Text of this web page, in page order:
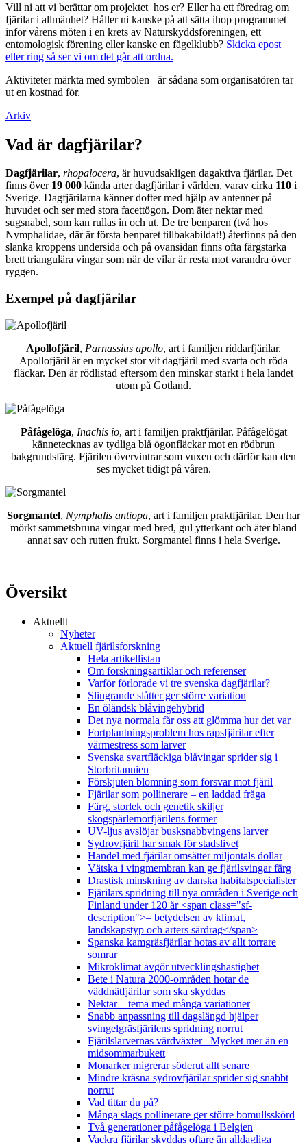
Vill ni att vi berättar om projektet hos er? Eller ha ett föredrag om
fjärilar i allmänhet? Håller ni kanske på att sätta ihop programmet
inför vårens möten i en krets av Naturskyddsföreningen, ett
entomologisk förening eller kanske en fågelklubb? Skicka epost
eller ring så ser vi om det går att ordna.
Aktiviteter märkta med symbolen
är sådana som organisatören tar
ut en kostnad för.
Arkiv
Vad är dagfjärilar?
Dagfjärilar, rhopalocera, är huvudsakligen dagaktiva fjärilar. Det
finns över 19 000 kända arter dagfjärilar i världen, varav cirka 110 i
Sverige. Dagfjärilarna känner dofter med hjälp av antenner på
huvudet och ser med stora facettögon. Dom äter nektar med
sugsnabel, som kan rullas in och ut. De tre benparen (två hos
Nymphalidae, där är första benparet tillbakabildat!) återfinns på den
slanka kroppens undersida och på ovansidan finns ofta färgstarka
brett triangulära vingar som när de vilar är resta mot varandra över
ryggen.
Exempel på dagfjärilar
Apollofjäril, Parnassius apollo, art i familjen riddarfjärilar.
Apollofjäril är en mycket stor vit dagfjäril med svarta och röda
fläckar. Den är rödlistad eftersom den minskar starkt i hela landet
utom på Gotland.
Påfågelöga, Inachis io, art i familjen praktfjärilar. Påfågelögat
kännetecknas av tydliga blå ögonfläckar mot en rödbrun
bakgrundsfärg. Fjärilen övervintrar som vuxen och därför kan den
ses mycket tidigt på våren.
Sorgmantel, Nymphalis antiopa, art i familjen praktfjärilar. Den har
mörkt sammetsbruna vingar med bred, gul ytterkant och äter bland
annat sav och rutten frukt. Sorgmantel finns i hela Sverige.
Översikt
Aktuellt
Nyheter
Aktuell fjärilsforskning
Hela artikellistan
Om forskningsartiklar och referenser
Varför förlorade vi tre svenska dagfjärilar?
Slingrande slåtter ger större variation
En öländsk blåvingehybrid
Det nya normala får oss att glömma hur det var
Fortplantningsproblem hos rapsfjärilar efter
värmestress som larver
Svenska svartfläckiga blåvingar sprider sig i
Storbritannien
Förskjuten blomning som försvar mot fjäril
Fjärilar som pollinerare – en laddad fråga
Färg, storlek och genetik skiljer
skogspärlemorfjärilens former
UV-ljus avslöjar busksnabbvingens larver
Sydrovfjäril har smak för stadslivet
Handel med fjärilar omsätter miljontals dollar
Vätska i vingmembran kan ge fjärilsvingar färg
Drastisk minskning av danska habitatspecialister
Fjärilars spridning till nya områden i Sverige och
Finland under 120 år <span class="sf-
description">– betydelsen av klimat,
landskapstyp och arters särdrag</span>
Spanska kamgräsfjärilar hotas av allt torrare
somrar
Mikroklimat avgör utvecklingshastighet
Bete i Natura 2000-områden hotar de
väddnätfjärilar som ska skyddas
Nektar – tema med många variationer
Snabb anpassning till dagslängd hjälper
svingelgräsfjärilens spridning norrut
Fjärilslarvernas värdväxter– Mycket mer än en
midsommarbukett
Monarker migrerar söderut allt senare
Mindre kräsna sydrovfjärilar sprider sig snabbt
norrut
Vad tittar du på?
Många slags pollinerare ger större bomullsskörd
Två generationer påfågelöga i Belgien
Vackra fjärilar skyddas oftare än alldagliga